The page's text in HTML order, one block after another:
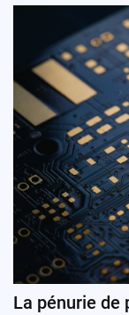
La pénurie de